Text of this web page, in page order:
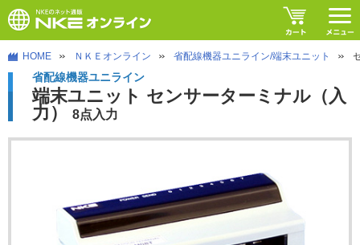
HOME ＮＫＥオンライン 省配線機器ユニライン/端末ユニット
省配線機器ユニライン
端末ユニット センサーターミナル（入
力）
8点入力